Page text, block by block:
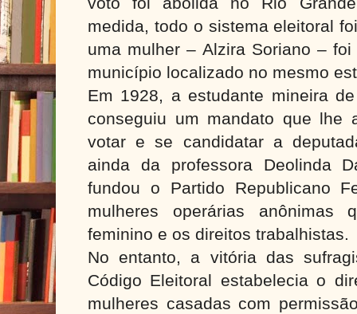
medida, todo o sistema eleitoral
uma mulher – Alzira Soriano –
município localizado no mesmo
Em 1928, a estudante mineira
conseguiu um mandato que lhe
votar e se candidatar a
ainda da professora Deolinda
fundou o Partido Republicano
mulheres operárias anônimas
feminino e os direitos trabalhistas.
No entanto, a vitória das
Código Eleitoral estabelecia o
mulheres casadas com